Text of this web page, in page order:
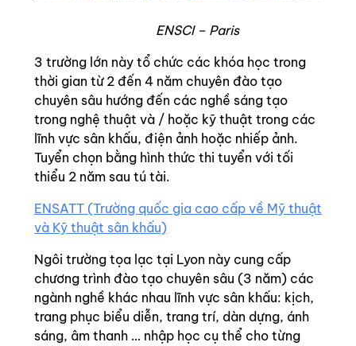
ENSCI – Paris
3 trường lớn này tổ chức các khóa học trong
thời gian từ 2 đến 4 năm chuyên đào tạo
chuyên sâu hướng đến các nghề sáng tạo
trong nghệ thuật và / hoặc kỹ thuật trong các
lĩnh vực sân khấu, điện ảnh hoặc nhiếp ảnh.
Tuyển chọn bằng hình thức thi tuyển với tối
thiểu 2 năm sau tú tài.
ENSATT (Trường quốc gia cao cấp về Mỹ thuật
và Kỹ thuật sân khấu)
Ngôi trường tọa lạc tại Lyon này cung cấp
chương trình đào tạo chuyên sâu (3 năm) các
ngành nghề khác nhau lĩnh vực sân khấu: kịch,
trang phục biểu diễn, trang trí, dàn dựng, ánh
sáng, âm thanh … nhập học cụ thể cho từng